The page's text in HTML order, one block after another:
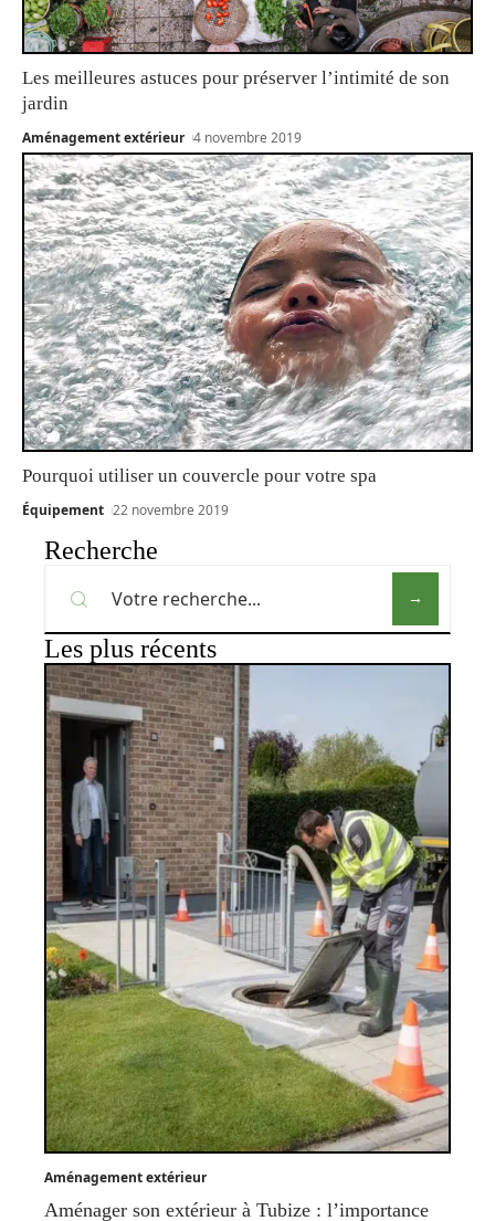
Les meilleures astuces pour préserver l’intimité de son
jardin
Aménagement extérieur 4 novembre 2019
Pourquoi utiliser un couvercle pour votre spa
Équipement 22 novembre 2019
Recherche
Les plus récents
Aménagement extérieur
Aménager son extérieur à Tubize : l’importance